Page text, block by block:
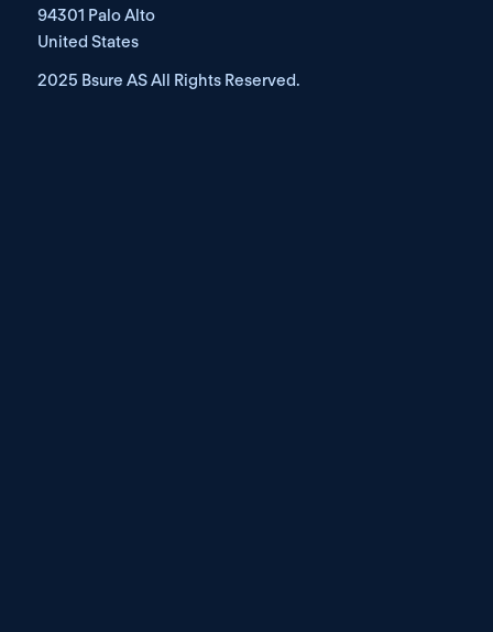
94301 Palo Alto
United States
2025 Bsure AS All Rights Reserved.